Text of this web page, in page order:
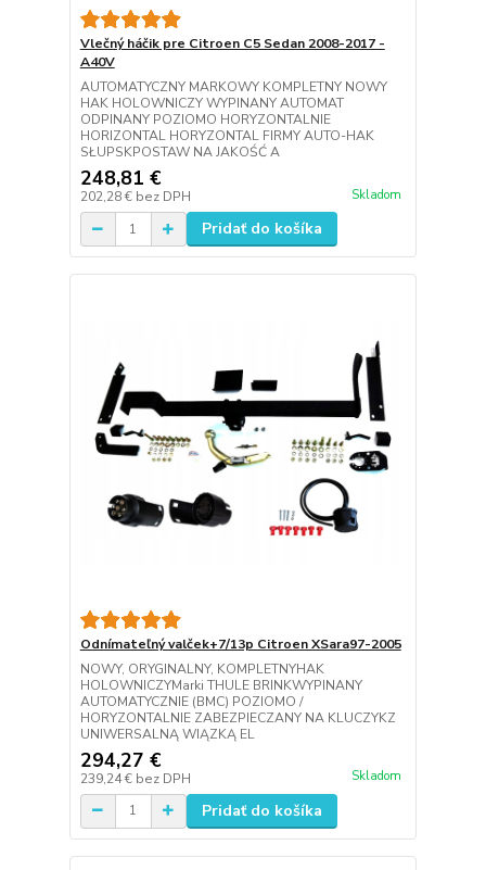
Vlečný háčik pre Citroen C5 Sedan 2008-2017 -
A40V
AUTOMATYCZNY MARKOWY KOMPLETNY NOWY
HAK HOLOWNICZY WYPINANY AUTOMAT
ODPINANY POZIOMO HORYZONTALNIE
HORIZONTAL HORYZONTAL FIRMY AUTO-HAK
SŁUPSKPOSTAW NA JAKOŚĆ A
248,81 €
202,28 € bez DPH Skladom
Pridať do košíka
Odnímateľný valček+7/13p Citroen XSara97-2005
NOWY, ORYGINALNY, KOMPLETNYHAK
HOLOWNICZYMarki THULE BRINKWYPINANY
AUTOMATYCZNIE (BMC) POZIOMO /
HORYZONTALNIE ZABEZPIECZANY NA KLUCZYKZ
UNIWERSALNĄ WIĄZKĄ EL
294,27 €
239,24 € bez DPH Skladom
Pridať do košíka